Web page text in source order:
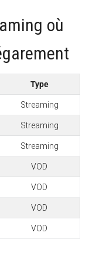
où
Type
Streaming
Streaming
Streaming
VOD
VOD
VOD
VOD